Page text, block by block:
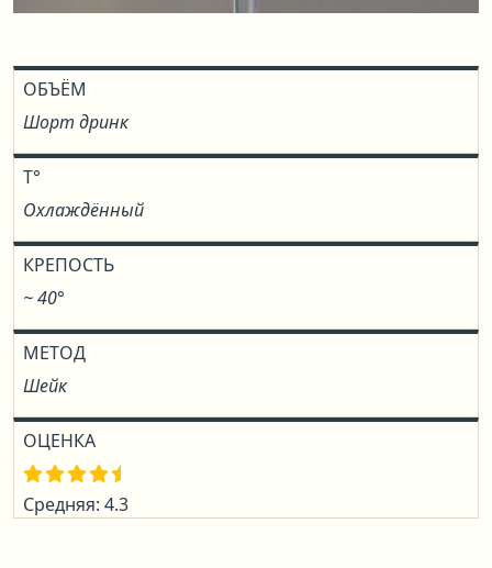
ОБЪЁМ
Шорт дринк
T°
Охлаждённый
КРЕПОСТЬ
~ 40°
МЕТОД
Шейк
ОЦЕНКА
Средняя: 4.3